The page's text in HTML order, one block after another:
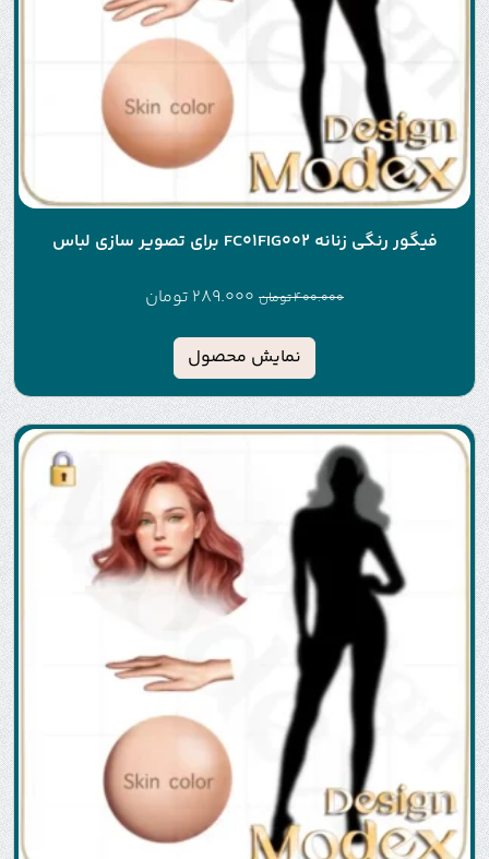
فیگور رنگی زنانه FC01FIG002 برای تصویر سازی لباس
400.000تومان 289.000 تومان
نمایش محصول